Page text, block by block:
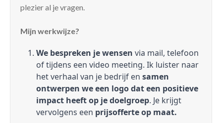
plezier al je vragen.
Mijn werkwijze?
We bespreken je wensen via mail, telefoon
of tijdens een video meeting. Ik luister naar
het verhaal van je bedrijf en samen
ontwerpen we een logo dat een positieve
impact heeft op je doelgroep. Je krijgt
vervolgens een prijsofferte op maat.